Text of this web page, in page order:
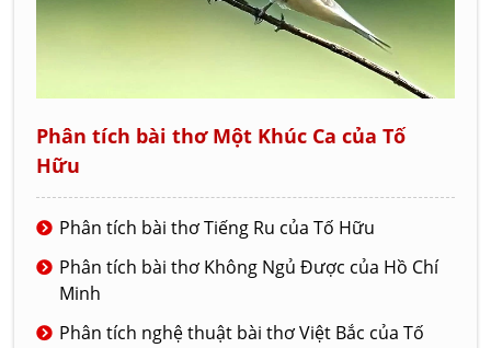
Phân tích bài thơ Một Khúc Ca của Tố
Hữu
Phân tích bài thơ Tiếng Ru của Tố Hữu
Phân tích bài thơ Không Ngủ Được của Hồ Chí
Minh
Phân tích nghệ thuật bài thơ Việt Bắc của Tố